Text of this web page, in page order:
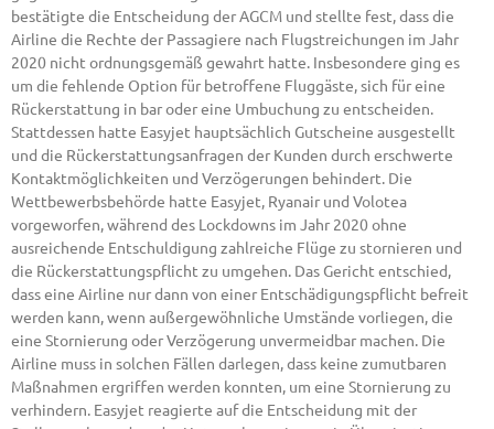
bestätigte die Entscheidung der AGCM und stellte fest, dass die
Airline die Rechte der Passagiere nach Flugstreichungen im Jahr
2020 nicht ordnungsgemäß gewahrt hatte. Insbesondere ging es
um die fehlende Option für betroffene Fluggäste, sich für eine
Rückerstattung in bar oder eine Umbuchung zu entscheiden.
Stattdessen hatte Easyjet hauptsächlich Gutscheine ausgestellt
und die Rückerstattungsanfragen der Kunden durch erschwerte
Kontaktmöglichkeiten und Verzögerungen behindert. Die
Wettbewerbsbehörde hatte Easyjet, Ryanair und Volotea
vorgeworfen, während des Lockdowns im Jahr 2020 ohne
ausreichende Entschuldigung zahlreiche Flüge zu stornieren und
die Rückerstattungspflicht zu umgehen. Das Gericht entschied,
dass eine Airline nur dann von einer Entschädigungspflicht befreit
werden kann, wenn außergewöhnliche Umstände vorliegen, die
eine Stornierung oder Verzögerung unvermeidbar machen. Die
Airline muss in solchen Fällen darlegen, dass keine zumutbaren
Maßnahmen ergriffen werden konnten, um eine Stornierung zu
verhindern. Easyjet reagierte auf die Entscheidung mit der